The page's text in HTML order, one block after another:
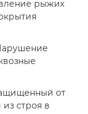
рыжих
от
строя в